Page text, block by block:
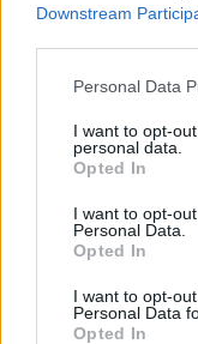
Downstream
Personal Data
I want to opt-
personal data.
Opted In
I want to opt-
Personal Data.
Opted In
I want to opt-
Personal Data
Opted In
todelliset
ranskaa katsomalla
englanninkielisiä
Kenties kuuluisin ja
Bercy-
Gehryn
tyylinen paikka,
tuotantoa jonkin